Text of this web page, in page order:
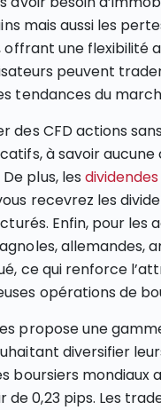
mais aussi les
offrant une flexibilité
peuvent
tendances du
des CFD actions
à savoir
plus, les dividendes
recevrez les
Enfin, pour les
allemandes,
ce qui renforce
opérations de
propose une
diversifier
boursiers mondiaux
0,23 pips. Les